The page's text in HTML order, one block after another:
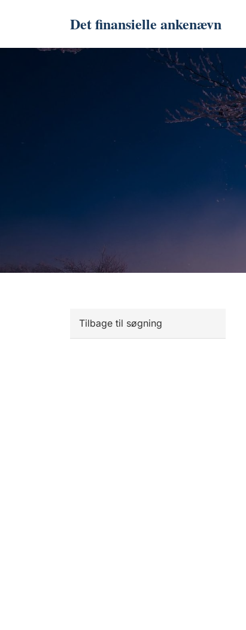
Det finansielle ankenævn
Tilbage til søgning